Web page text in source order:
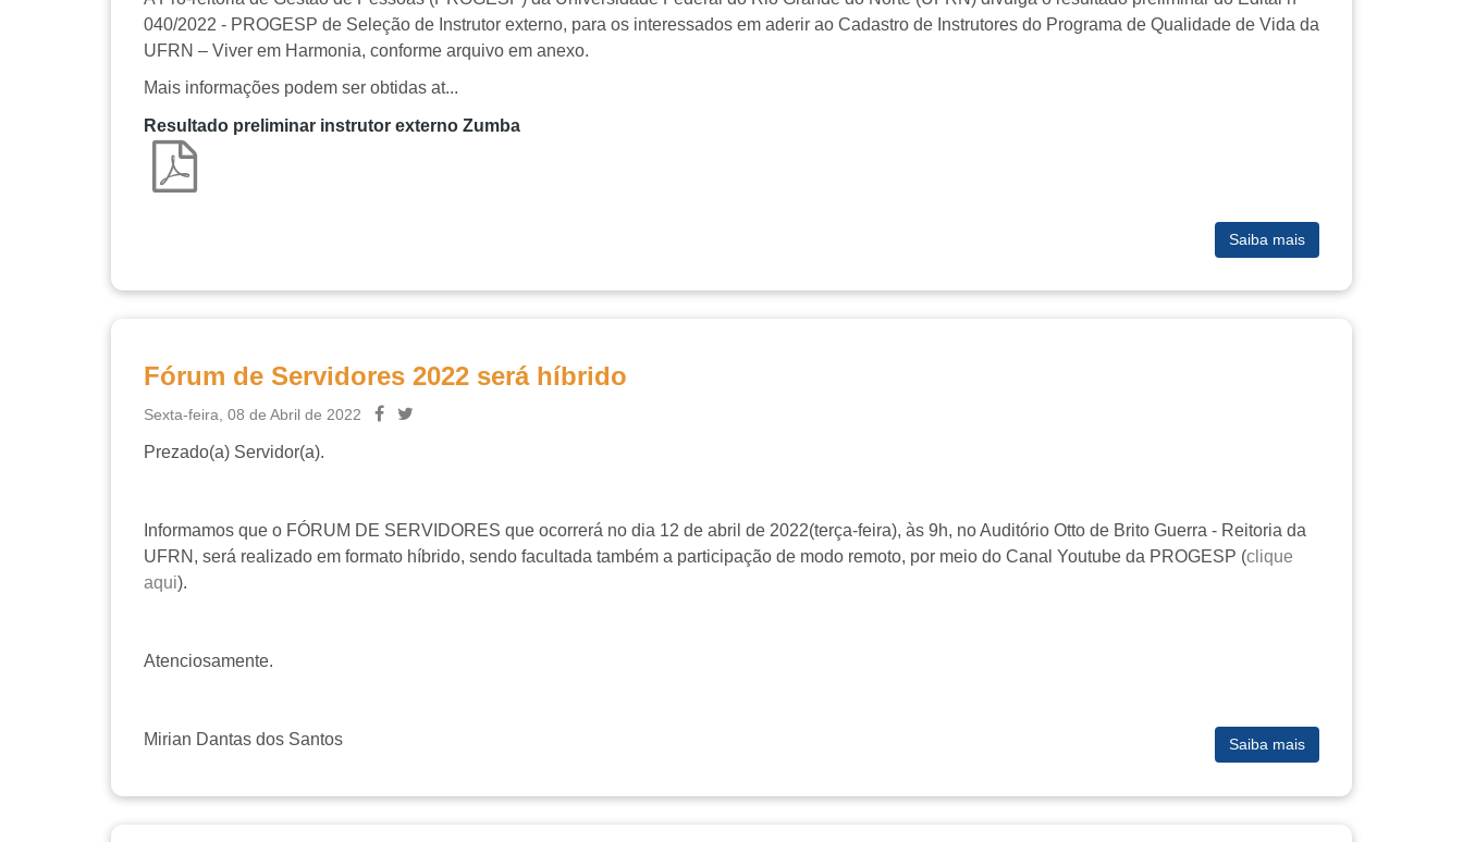
040/2022 - PROGESP de Seleção de Instrutor externo, para os interessados em aderir ao Cadastro de Instrutores do Programa de Qualidade de Vida da
UFRN – Viver em Harmonia, conforme arquivo em anexo.
Mais informações podem ser obtidas at...
Resultado preliminar instrutor externo Zumba
Saiba mais
Fórum de Servidores 2022 será híbrido
Sexta-feira, 08 de Abril de 2022
Prezado(a) Servidor(a).
Informamos que o FÓRUM DE SERVIDORES que ocorrerá no dia 12 de abril de 2022(terça-feira), às 9h, no Auditório Otto de Brito Guerra - Reitoria da
UFRN, será realizado em formato híbrido, sendo facultada também a participação de modo remoto, por meio do Canal Youtube da PROGESP (clique
aqui).
Atenciosamente.
Mirian Dantas dos Santos Saiba mais